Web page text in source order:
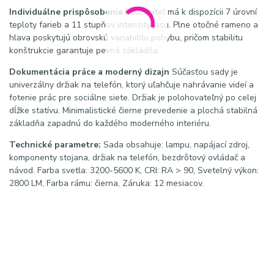
Individuálne prispôsobenie Používateľ má k dispozícii 7 úrovní
teploty farieb a 11 stupňov intenzity jasu. Plne otočné rameno a
hlava poskytujú obrovskú variabilitu pohybu, pričom stabilitu
konštrukcie garantuje pevná základňa.
Dokumentácia práce a moderný dizajn Súčasťou sady je
univerzálny držiak na telefón, ktorý uľahčuje nahrávanie videí a
fotenie prác pre sociálne siete. Držiak je polohovateľný po celej
dĺžke statívu. Minimalistické čierne prevedenie a plochá stabilná
základňa zapadnú do každého moderného interiéru.
Technické parametre: Sada obsahuje: lampu, napájací zdroj,
komponenty stojana, držiak na telefón, bezdrôtový ovládač a
návod. Farba svetla: 3200-5600 K, CRI: RA > 90, Svetelný výkon:
2800 LM, Farba rámu: čierna, Záruka: 12 mesiacov.